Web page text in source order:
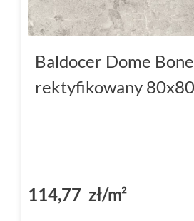
Baldocer Dome
rektyfikowany 80x80
114,77 zł/m²